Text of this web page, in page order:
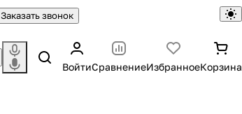
Заказать звонок
ВойтиСравнениеИзбранноеКорзина